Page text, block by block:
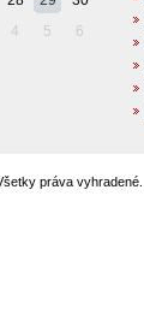
4 5 6
práva vyhradené.